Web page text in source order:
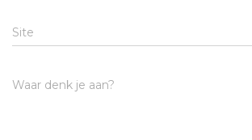
Site
Waar denk je aan?